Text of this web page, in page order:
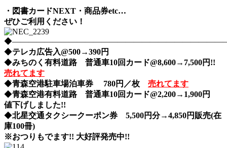
・図書カードNEXT・商品券etc…
ぜひご利用ください！
◆テレカ広告入@500→390円
◆みちのく有料道路 普通車10回カード@8,600→7,500円!!
売れてます
◆青森空港駐車場泊車券 780円／枚
売れてます
◆青森空港有料道路 普通車10回カード@2,200→1,900円
値下げしました!!
◆北星交通タクシークーポン券 5,500円分→4,850円販売(在
庫100冊)
※おつりもでます!! 大好評発売中!!